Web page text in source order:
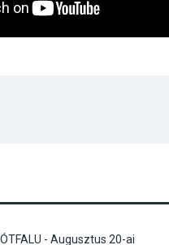
- Augusztus 20-ai